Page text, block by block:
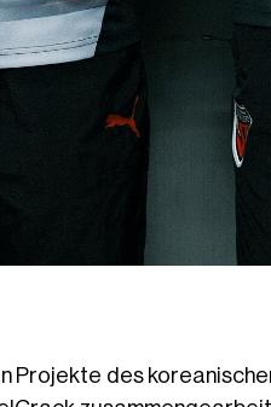
Projekte des